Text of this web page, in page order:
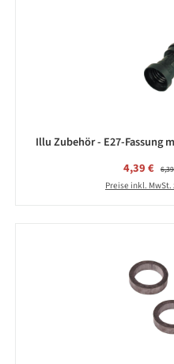
Illu Zubehör - E27-Fassung
4,39 €
Preise inkl.